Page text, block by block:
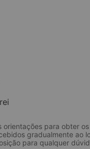
para obter
gradualmente ao
para qualquer